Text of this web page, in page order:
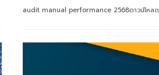
audit manual performance 2568ดาวน์โหลด